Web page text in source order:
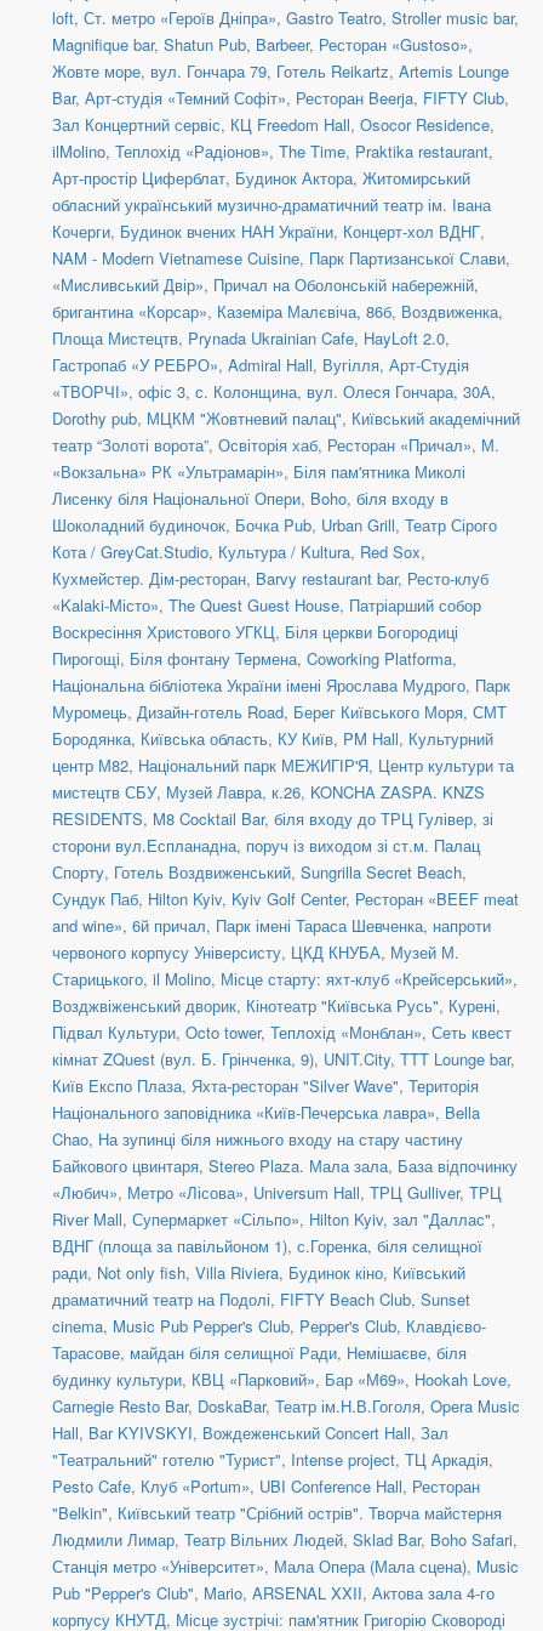
loft, Ст. метро «Героїв Дніпра», Gastro Teatro, Stroller music bar,
Magnifique bar, Shatun Pub, Barbeer, Ресторан «Gustoso»,
Жовте море, вул. Гончара 79, Готель Reikartz, Artemis Lounge
Bar, Арт-студія «Темний Софіт», Ресторан Beerja, FIFTY Club,
Зал Концертний сервіс, КЦ Freedom Hall, Osocor Residence,
ilMolino, Теплохід «Радіонов», The Time, Praktika restaurant,
Арт-простір Циферблат, Будинок Актора, Житомирський
обласний український музично-драматичний театр ім. Івана
Кочерги, Будинок вчених НАН України, Концерт-хол ВДНГ,
NAM - Modern Vietnamese Cuisine, Парк Партизанської Слави,
«Мисливський Двір», Причал на Оболонській набережній,
бригантина «Корсар», Каземіра Малєвіча, 86б, Воздвиженка,
Площа Мистецтв, Prynada Ukrainian Cafe, HayLoft 2.0,
Гастропаб «У РЕБРО», Admiral Hall, Вугілля, Арт-Студія
«ТВОРЧІ», офіс 3, с. Колонщина, вул. Олеся Гончара, 30А,
Dorothy pub, МЦКМ "Жовтневий палац", Київський академічний
театр “Золоті ворота”, Освіторія хаб, Ресторан «Причал», М.
«Вокзальна» РК «Ультрамарін», Біля пам'ятника Миколі
Лисенку біля Національної Опери, Boho, біля входу в
Шоколадний будиночок, Бочка Pub, Urban Grill, Театр Сірого
Кота / GreyCat.Studio, Культура / Kultura, Red Sox,
Кухмейстер. Дім-ресторан, Barvy restaurant bar, Ресто-клуб
«Kalaki-Місто», The Quest Guest House, Патріарший собор
Воскресіння Христового УГКЦ, Біля церкви Богородиці
Пирогощі, Біля фонтану Термена, Coworking Platforma,
Національна бібліотека України імені Ярослава Мудрого, Парк
Муромець, Дизайн-готель Road, Берег Київського Моря, СМТ
Бородянка, Київська область, КУ Київ, PM Hall, Культурний
центр М82, Національний парк МЕЖИГІР'Я, Центр культури та
мистецтв СБУ, Музей Лавра, к.26, KONCHA ZASPA. KNZS
RESIDENTS, M8 Cocktail Bar, біля входу до ТРЦ Гулівер, зі
сторони вул.Еспланадна, поруч із виходом зі ст.м. Палац
Спорту, Готель Воздвиженський, Sungrilla Secret Beach,
Сундук Паб, Hilton Kyiv, Kyiv Golf Center, Ресторан «BEEF meat
and wine», 6й причал, Парк імені Тараса Шевченка, напроти
червоного корпусу Універсисту, ЦКД КНУБА, Музей М.
Старицького, il Molino, Місце старту: яхт-клуб «Крейсерський»,
Возджвіженський дворик, Кінотеатр "Київська Русь", Курені,
Підвал Культури, Octo tower, Теплохід «Монблан», Сеть квест
кімнат ZQuest (вул. Б. Грінченка, 9), UNIT.City, TTT Lounge bar,
Київ Експо Плаза, Яхта-ресторан "Silver Wave", Територія
Національного заповідника «Київ-Печерська лавра», Bella
Chao, На зупинці біля нижнього входу на стару частину
Байкового цвинтаря, Stereo Plaza. Мала зала, База відпочинку
«Любич», Метро «Лісова», Universum Hall, ТРЦ Gulliver, ТРЦ
River Mall, Супермаркет «Сільпо», Hilton Kyiv, зал "Даллас",
ВДНГ (площа за павільйоном 1), с.Горенка, біля селищної
ради, Not only fish, Villa Riviera, Будинок кіно, Київський
драматичний театр на Подолі, FIFTY Beach Club, Sunset
cinema, Music Pub Pepper's Club, Pepper's Club, Клавдієво-
Тарасове, майдан біля селищної Ради, Немішаєве, біля
будинку культури, КВЦ «Парковий», Бар «М69», Hookah Love,
Carnegie Resto Bar, DoskaBar, Театр ім.Н.В.Гоголя, Opera Music
Hall, Bar KYIVSKYI, Вождеженський Concert Hall, Зал
"Театральний" готелю "Турист", Intense project, ТЦ Аркадія,
Pesto Cafe, Клуб «Portum», UBI Conference Hall, Ресторан
"Belkin", Київський театр "Срібний острів". Творча майстерня
Людмили Лимар, Театр Вільних Людей, Sklad Bar, Boho Safari,
Станція метро «Університет», Мала Опера (Мала сцена), Music
Pub "Pepper's Club", Mario, ARSENAL XXII, Актова зала 4-го
корпусу КНУТД, Місце зустрічі: пам'ятник Григорію Сковороді